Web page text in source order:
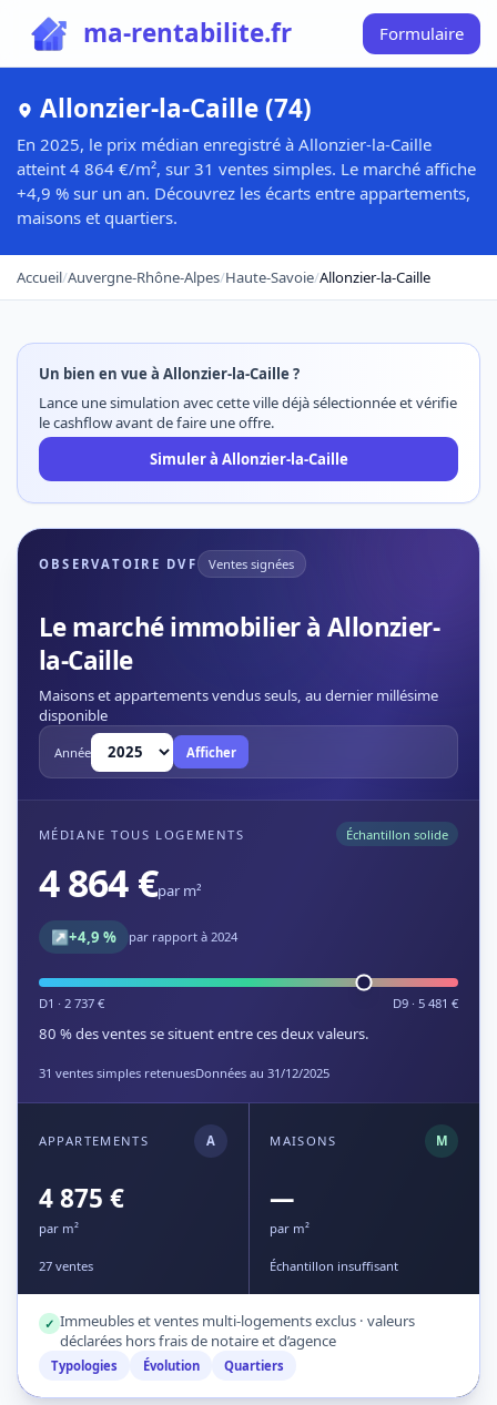
ma-rentabilite.fr Formulaire
Allonzier-la-Caille (74)
En 2025, le prix médian enregistré à Allonzier-la-Caille
atteint 4 864 €/m², sur 31 ventes simples. Le marché affiche
+4,9 % sur un an. Découvrez les écarts entre appartements,
maisons et quartiers.
Accueil/Auvergne-Rhône-Alpes/Haute-Savoie/Allonzier-la-Caille
Un bien en vue à Allonzier-la-Caille ?
Lance une simulation avec cette ville déjà sélectionnée et vérifie
le cashflow avant de faire une offre.
Simuler à Allonzier-la-Caille
OBSERVATOIRE DVF Ventes signées
Le marché immobilier à Allonzier-
la-Caille
Maisons et appartements vendus seuls, au dernier millésime
disponible
Année Afficher
MÉDIANE TOUS LOGEMENTS Échantillon solide
4 864 €par m²
↗+4,9 % par rapport à 2024
D1 · 2 737 € D9 · 5 481 €
80 % des ventes se situent entre ces deux valeurs.
31 ventes simples retenuesDonnées au 31/12/2025
APPARTEMENTS A
4 875 €
par m²
27 ventes
MAISONS M
—
par m²
Échantillon insuffisant
✓ Immeubles et ventes multi-logements exclus · valeurs
déclarées hors frais de notaire et d’agence
Typologies Évolution Quartiers